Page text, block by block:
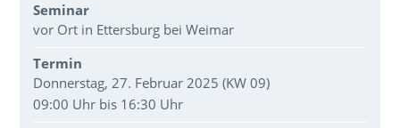
Seminar
vor Ort in Ettersburg bei Weimar
Termin
Donnerstag, 27. Februar 2025 (KW 09)
09:00 Uhr bis 16:30 Uhr